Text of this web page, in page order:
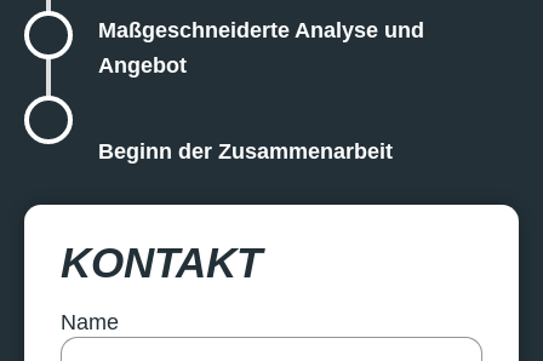
Maßgeschneiderte Analyse und
Angebot
Beginn der Zusammenarbeit
KONTAKT
Name